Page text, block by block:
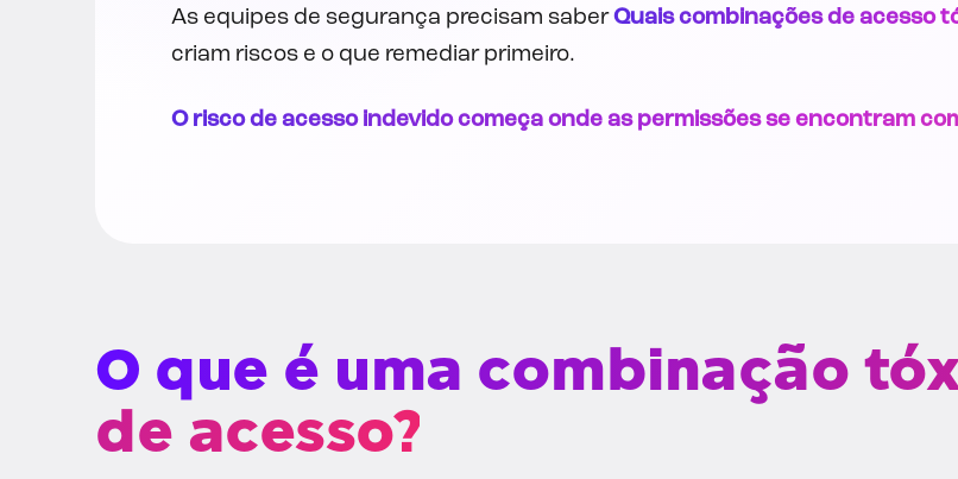
As equipes de segurança precisam saberQuais combinações de acesso
criam riscos e o que remediar primeiro.
O risco de acesso indevido começa onde as permissões se encontram
O que é uma combinação
de acesso?